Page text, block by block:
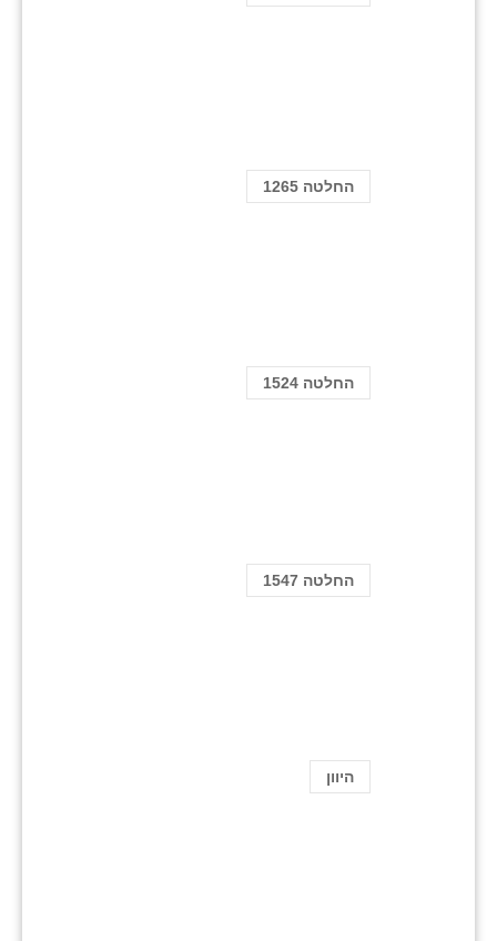
החלטה 1265
החלטה 1524
החלטה 1547
היוון